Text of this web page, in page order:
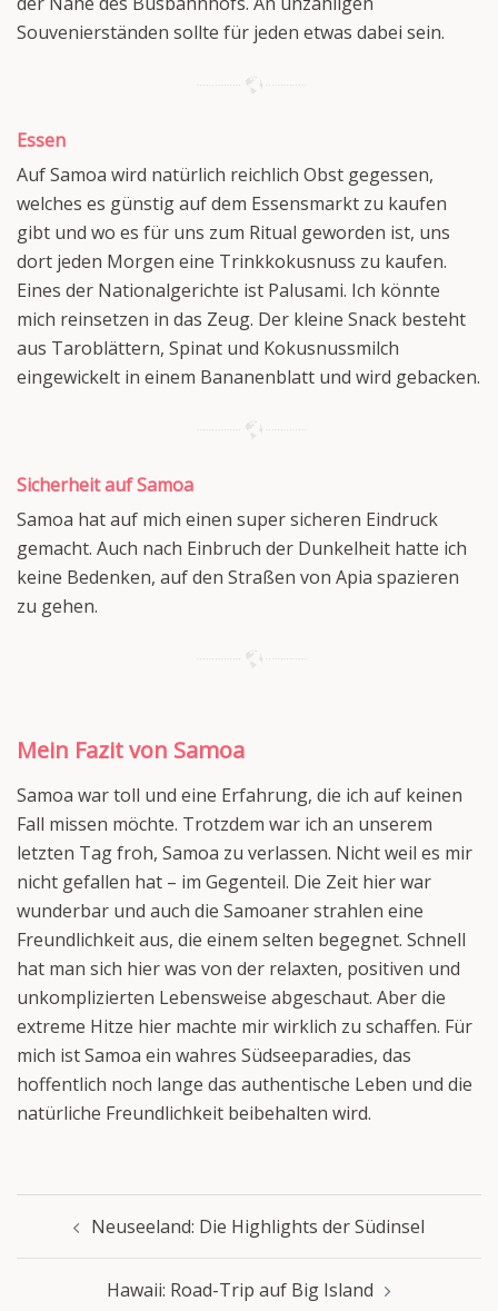
Souvenierständen sollte für jeden etwas dabei sein.
Essen
Auf Samoa wird natürlich reichlich Obst gegessen,
welches es günstig auf dem Essensmarkt zu kaufen
gibt und wo es für uns zum Ritual geworden ist, uns
dort jeden Morgen eine Trinkkokusnuss zu kaufen.
Eines der Nationalgerichte ist Palusami. Ich könnte
mich reinsetzen in das Zeug. Der kleine Snack besteht
aus Taroblättern, Spinat und Kokusnussmilch
eingewickelt in einem Bananenblatt und wird gebacken.
Sicherheit auf Samoa
Samoa hat auf mich einen super sicheren Eindruck
gemacht. Auch nach Einbruch der Dunkelheit hatte ich
keine Bedenken, auf den Straßen von Apia spazieren
zu gehen.
Mein Fazit von Samoa
Samoa war toll und eine Erfahrung, die ich auf keinen
Fall missen möchte. Trotzdem war ich an unserem
letzten Tag froh, Samoa zu verlassen. Nicht weil es mir
nicht gefallen hat – im Gegenteil. Die Zeit hier war
wunderbar und auch die Samoaner strahlen eine
Freundlichkeit aus, die einem selten begegnet. Schnell
hat man sich hier was von der relaxten, positiven und
unkomplizierten Lebensweise abgeschaut. Aber die
extreme Hitze hier machte mir wirklich zu schaffen. Für
mich ist Samoa ein wahres Südseeparadies, das
hoffentlich noch lange das authentische Leben und die
natürliche Freundlichkeit beibehalten wird.
Neuseeland: Die Highlights der Südinsel
Hawaii: Road-Trip auf Big Island